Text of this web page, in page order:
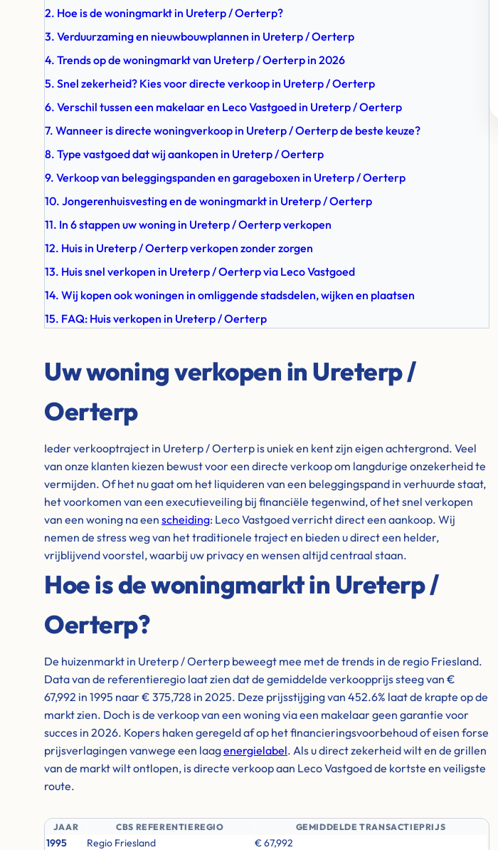
2. Hoe is de woningmarkt in Ureterp / Oerterp?
3. Verduurzaming en nieuwbouwplannen in Ureterp / Oerterp
4. Trends op de woningmarkt van Ureterp / Oerterp in 2026
5. Snel zekerheid? Kies voor directe verkoop in Ureterp / Oerterp
6. Verschil tussen een makelaar en Leco Vastgoed in Ureterp / Oerterp
7. Wanneer is directe woningverkoop in Ureterp / Oerterp de beste keuze?
8. Type vastgoed dat wij aankopen in Ureterp / Oerterp
9. Verkoop van beleggingspanden en garageboxen in Ureterp / Oerterp
10. Jongerenhuisvesting en de woningmarkt in Ureterp / Oerterp
11. In 6 stappen uw woning in Ureterp / Oerterp verkopen
12. Huis in Ureterp / Oerterp verkopen zonder zorgen
13. Huis snel verkopen in Ureterp / Oerterp via Leco Vastgoed
14. Wij kopen ook woningen in omliggende stadsdelen, wijken en plaatsen
15. FAQ: Huis verkopen in Ureterp / Oerterp
Uw woning verkopen in Ureterp /
Oerterp
Ieder verkooptraject in Ureterp / Oerterp is uniek en kent zijn eigen achtergrond. Veel
van onze klanten kiezen bewust voor een directe verkoop om langdurige onzekerheid te
vermijden. Of het nu gaat om het liquideren van een beleggingspand in verhuurde staat,
het voorkomen van een executieveiling bij financiële tegenwind, of het snel verkopen
van een woning na een scheiding: Leco Vastgoed verricht direct een aankoop. Wij
nemen de stress weg van het traditionele traject en bieden u direct een helder,
vrijblijvend voorstel, waarbij uw privacy en wensen altijd centraal staan.
Hoe is de woningmarkt in Ureterp /
Oerterp?
De huizenmarkt in Ureterp / Oerterp beweegt mee met de trends in de regio Friesland.
Data van de referentieregio laat zien dat de gemiddelde verkoopprijs steeg van €
67,992 in 1995 naar € 375,728 in 2025. Deze prijsstijging van 452.6% laat de krapte op de
markt zien. Doch is de verkoop van een woning via een makelaar geen garantie voor
succes in 2026. Kopers haken geregeld af op het financieringsvoorbehoud of eisen forse
prijsverlagingen vanwege een laagenergielabel. Als u direct zekerheid wilt en de grillen
van de markt wilt ontlopen, is directe verkoop aan Leco Vastgoed de kortste en veiligste
route.
JAAR CBS REFERENTIEREGIO GEMIDDELDE TRANSACTIEPRIJS
1995 Regio Friesland
€ 67,992